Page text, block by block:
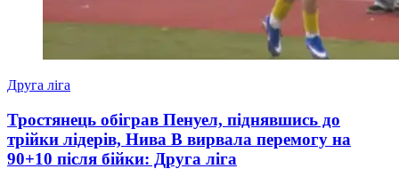
Друга ліга
Тростянець обіграв Пенуел, піднявшись до
трійки лідерів, Нива В вирвала перемогу на
90+10 після бійки: Друга ліга